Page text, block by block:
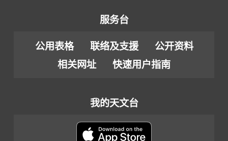
服务台
公用表格 联络及支援
公开资料
相关网址
快速用户指南
我的天文台